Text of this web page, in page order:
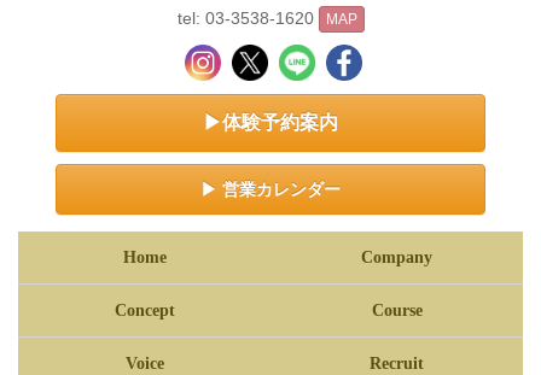
tel: 03-3538-1620 MAP
▶体験予約案内
▶ 営業カレンダー
Home Company
Concept Course
Voice Recruit